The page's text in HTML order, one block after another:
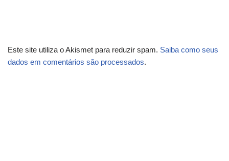
Este site utiliza o Akismet para reduzir spam. Saiba como seus
dados em comentários são processados.